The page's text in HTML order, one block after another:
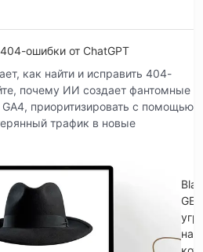
ошибки от ChatGPT
как найти и исправить 404-
почему ИИ создает фантомные
приоритизировать с помощью
трафик в новые
на